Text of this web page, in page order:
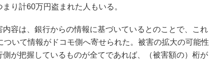
り計60万円盗まれた人もいる。
容は、銀行からの情報に基づいているとのことで、これ
ついて情報がドコモ側へ寄せられた。被害の拡大の可能性
が把握しているものが全てであれば、（被害額の）桁が